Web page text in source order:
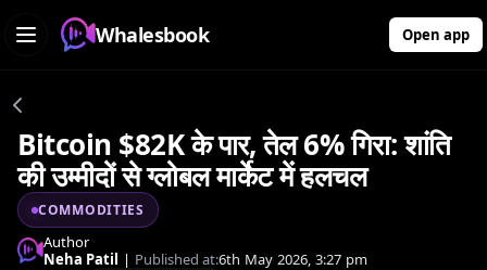
Whalesbook Open app
Bitcoin $82K के पार, तेल 6% गिरा: शांति
की उम्मीदों से ग्लोबल मार्केट में हलचल
COMMODITIES
Author
Neha Patil | Published at:6th May 2026, 3:27 pm